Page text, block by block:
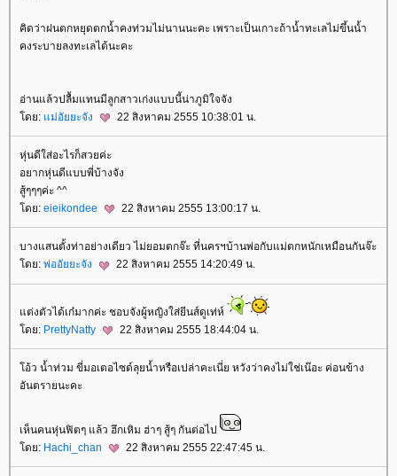
คิดว่าฝนตกหยุดตกน้ำคงท่วมไม่นานนะคะ เพราะเป็นเกาะถ้าน้ำทะเลไม่ขึ้นน้ำ
คงระบายลงทะเลได้นะคะ
อ่านแล้วปลื้มแทนมีลูกสาวเก่งแบบนี้น่าภูมิใจจัง
ดย: ม่อัยยะจัง 22 สิงหาคม 2555 10:38:01 น.
หุ่นดีใส่อะไรก็สวยค่ะ
อยากหุ่นดีแบบพี่บ้างจัง
สู้ๆๆๆค่ะ ^^
ดย: eieikondee 22 สิงหาคม 2555 13:00:17 น.
บางแสนตั้งท่าอย่างเดียว ไม่ยอมตกจ๊ะ ที่นครฯบ้านพ่อกับแม่ตกหนักเหมือนกันจ๊ะ
ดย: พ่ออัยยะจัง 22 สิงหาคม 2555 14:20:49 น.
ต่งตัวได้เก๋มากค่ะ ชอบจังผู้หญิงใส่ยีนส์ดูเท่ห์
ดย: PrettyNatty 22 สิงหาคม 2555 18:44:04 น.
อ้ว น้ำท่วม ขี่มอเตอไซด์ลุยน้ำหรือเปล่าคะเนี่ย หวังว่าคงไม่ใช่เน๊อะ ค่อนข้าง
อันตรายนะคะ
เห็นคนหุ่นฟิตๆ แล้ว ฮึกเหิม ฮ่าๆ สู้ๆ กันต่อไป
ดย: Hachi_chan 22 สิงหาคม 2555 22:47:45 น.